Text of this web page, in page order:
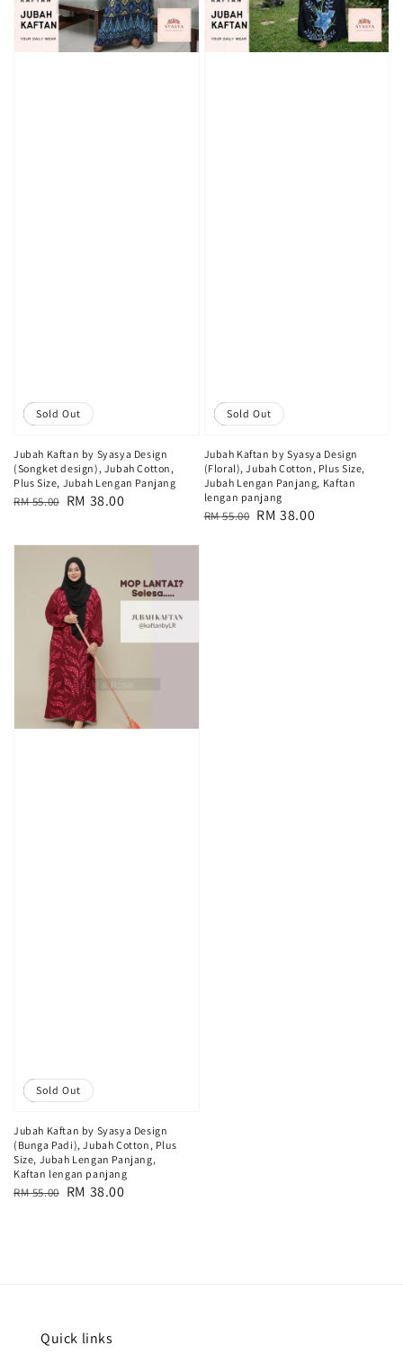
Sale
Sold Out
Jubah Kaftan by Syasya Design
(Songket design), Jubah Cotton,
Plus Size, Jubah Lengan Panjang
Regular
RM 55.00 Sale
RM 38.00
Sale
Sold Out
Jubah Kaftan by Syasya Design
(Floral), Jubah Cotton, Plus Size,
Jubah Lengan Panjang, Kaftan
lengan panjang
Regular
RM 55.00 Sale
RM 38.00
Sale
Sold Out
Jubah Kaftan by Syasya Design
(Bunga Padi), Jubah Cotton, Plus
Size, Jubah Lengan Panjang,
Kaftan lengan panjang
Regular
RM 55.00 Sale
RM 38.00
Quick links